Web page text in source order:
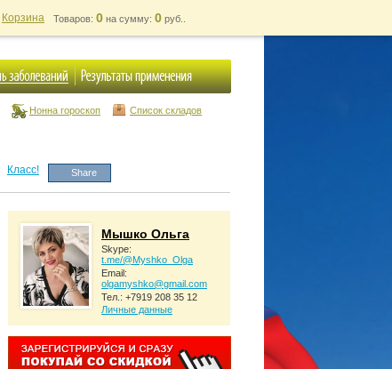
Корзина Товаров: 0 на сумму: 0 руб..
Нонна гороскоп
Список складов
Класс! Share
Мышко Ольга
Skype:
t.me/@Myshko_Olga
Email:
olgamyshko@gmail.com
Тел.: +7919 208 35 12
Личные данные